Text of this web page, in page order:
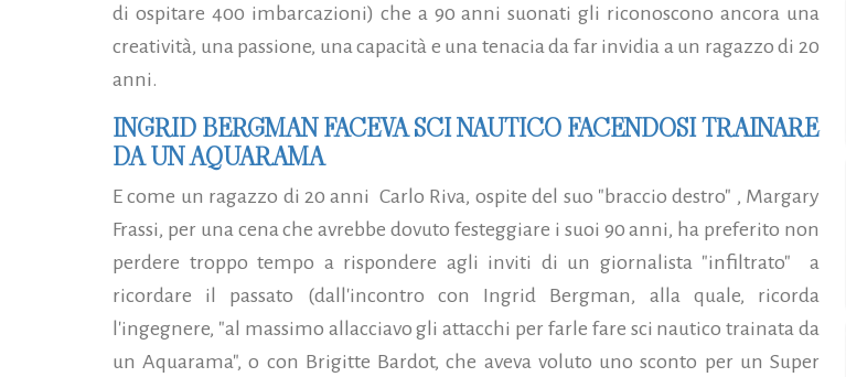
di ospitare 400 imbarcazioni) che a 90 anni suonati gli riconoscono ancora una
creatività, una passione, una capacità e una tenacia da far invidia a un ragazzo di 20
anni.
INGRID BERGMAN FACEVA SCI NAUTICO FACENDOSI TRAINARE
DA UN AQUARAMA
E come un ragazzo di 20 anni Carlo Riva, ospite del suo "braccio destro" , Margary
Frassi, per una cena che avrebbe dovuto festeggiare i suoi 90 anni, ha preferito non
perdere troppo tempo a rispondere agli inviti di un giornalista "infiltrato" a
ricordare il passato (dall'incontro con Ingrid Bergman, alla quale, ricorda
l'ingegnere, "al massimo allacciavo gli attacchi per farle fare sci nautico trainata da
un Aquarama", o con Brigitte Bardot, che aveva voluto uno sconto per un Super